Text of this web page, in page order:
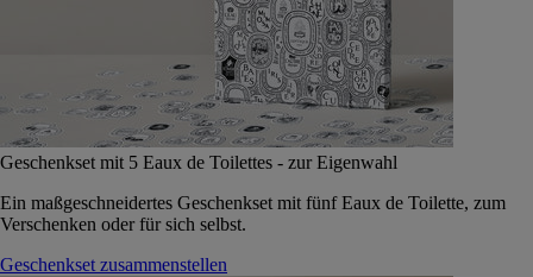
Geschenkset mit 5 Eaux de Toilettes - zur Eigenwahl
Ein maßgeschneidertes Geschenkset mit fünf Eaux de Toilette, zum
Verschenken oder für sich selbst.
Geschenkset zusammenstellen